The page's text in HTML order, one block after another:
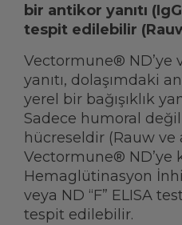
bir antikor yanıtı
tespit edilebilir
Vectormune® ND’ye
yanıtı, dolaşımdaki
yerel bir bağışıklık
Sadece humoral
hücreseldir (Rauw ve
Vectormune® ND’ye
Hemaglütinasyon
veya ND “F” ELISA
tespit edilebilir.